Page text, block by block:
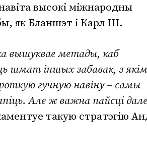
высокі міжнародны
як Бланшэт і Карл III.
вышуквае метады, каб
шмат іншых забавак, з
гучную навіну – самы
Але ж важна пайсці
такую стратэгію